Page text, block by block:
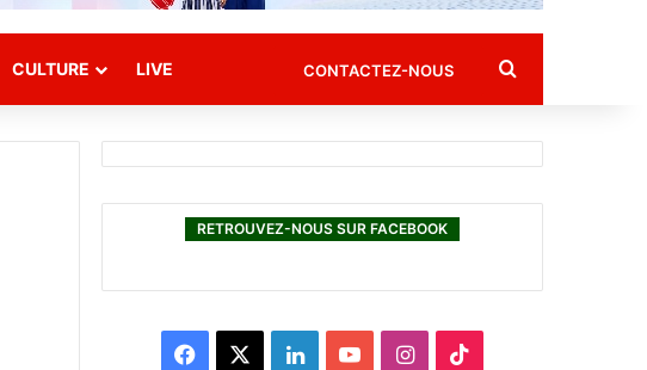
CULTURE LIVE CONTACTEZ-NOUS Rechercher
RETROUVEZ-NOUS SUR FACEBOOK
L
I